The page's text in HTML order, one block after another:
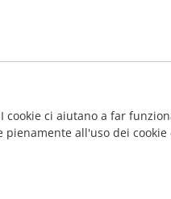
ci aiutano a far
all'uso dei